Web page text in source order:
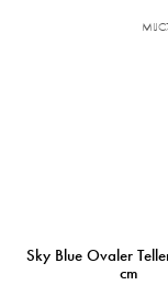
Sky Blue Ovaler
cm